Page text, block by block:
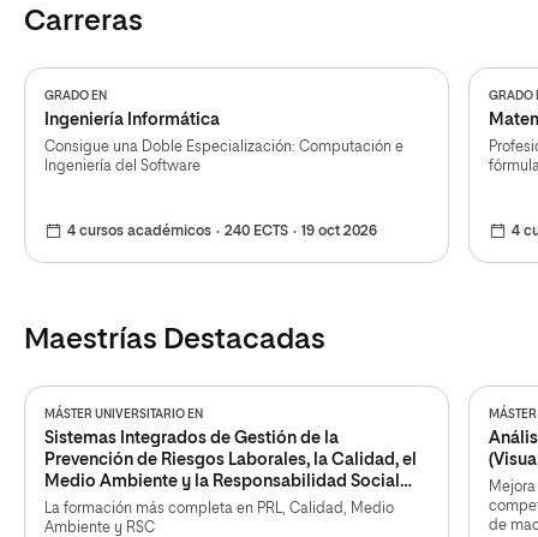
Carreras
GRADO EN
Ingeniería Informática
Consigue una Doble Especialización: Computación e
Ingeniería del Software
4 cursos académicos 240 ECTS 19 oct 2026
GRADO
4
Maestrías Destacadas
MÁSTER UNIVERSITARIO EN
Sistemas Integrados de Gestión de la
Prevención de Riesgos Laborales, la Calidad, el
Medio Ambiente y la Responsabilidad Social
Corporativa
La formación más completa en PRL, Calidad, Medio
Ambiente y RSC
de